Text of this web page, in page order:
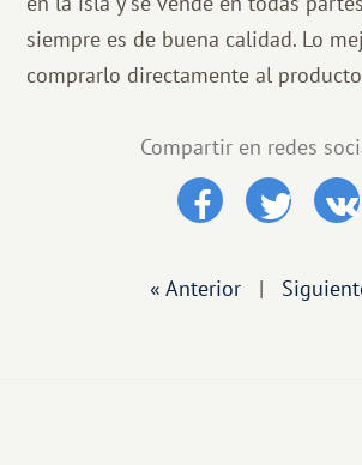
siempre es de buena calidad. Lo
comprarlo directamente al
Compartir en redes
« Anterior |